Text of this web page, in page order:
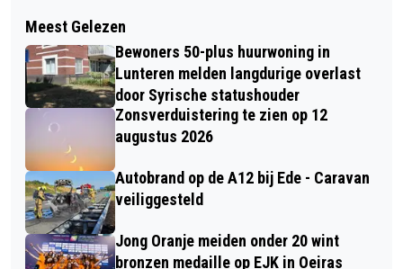
JAN HILGERSPENNING VOOR HET
BESTUUR WANDELSPORTVERENIGING
BLAUW-WIT
MOTORRIJDER BOTST ACHTER OP
PERSONENAUTO IN BENNEKOM –
TWEE GEWONDEN NAAR HET
ZIEKENHUIS
Meest Gelezen
Bewoners 50-plus huurwoning in
Lunteren melden langdurige overlast
door Syrische statushouder
Zonsverduistering te zien op 12
augustus 2026
Autobrand op de A12 bij Ede - Caravan
veiliggesteld
Jong Oranje meiden onder 20 wint
bronzen medaille op EJK in Oeiras